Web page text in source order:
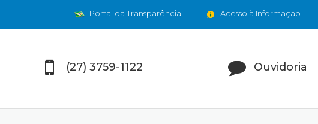
Acesso à Informação
Portal da Transparência
(27) 3759-1122 Ouvidoria